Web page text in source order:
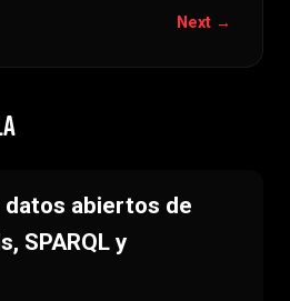
Next →
abiertos de
SPARQL y